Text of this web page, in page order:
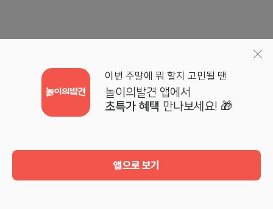
이번 주말에 뭐 할지 고민될 땐
놀이의발견 앱에서
초특가 혜택 만나보세요! 🎁
앱으로 보기